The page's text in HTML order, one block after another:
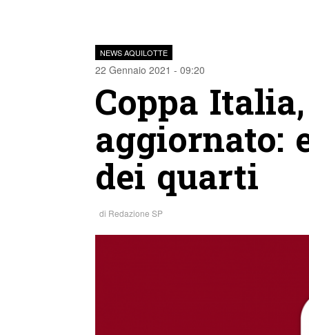
NEWS AQUILOTTE
22 Gennaio 2021 - 09:20
Coppa
aggiornato:
dei quarti
di Redazione SP